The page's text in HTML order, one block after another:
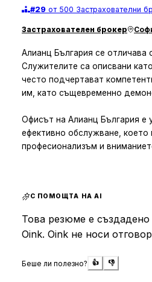
#29 от 500 Застрахователни
Застрахователен брокер
Алианц България се отличава
Служителите са описвани
често подчертават
им, като същевременно
Офисът на Алианц България е
ефективно обслужване, което
професионализъм и
С ПОМОЩТА НА AI
Това резюме е
Oink. Oink не носи
Беше ли полезно? 👍 👎